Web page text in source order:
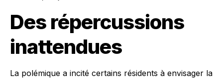
Des répercussions
inattendues
La polémique a incité certains résidents à envisager la